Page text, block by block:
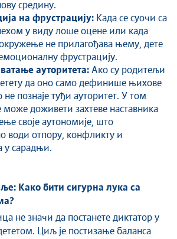
средину.
на фрустрацију: Када се суочи са
у виду лоше оцене или када
не прилагођава њему, дете
фрустрацију.
ауторитета: Ако су родитељи
да оно само дефинише њихове
не познаје туђи ауторитет. У том
може доживети захтеве наставника
своје аутономије, што
води отпору, конфликту и
у сарадњи.
Како бити сигурна лука са
не значи да постанете диктатор у
Циљ је постизање баланса